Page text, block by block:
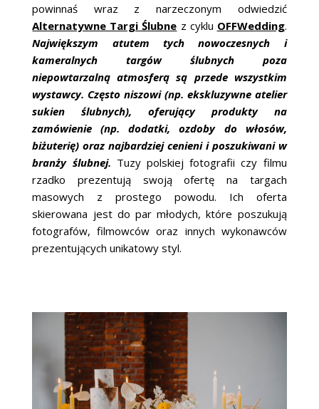
powinnaś wraz z narzeczonym odwiedzić
Alternatywne Targi Ślubne z cyklu OFFWedding.
Największym atutem tych nowoczesnych i
kameralnych targów ślubnych poza
niepowtarzalną atmosferą są przede wszystkim
wystawcy. Często niszowi (np. ekskluzywne atelier
sukien ślubnych), oferujący produkty na
zamówienie (np. dodatki, ozdoby do włosów,
biżuterię) oraz najbardziej cenieni i poszukiwani w
branży ślubnej. Tuzy polskiej fotografii czy filmu
rzadko prezentują swoją ofertę na targach
masowych z prostego powodu. Ich oferta
skierowana jest do par młodych, które poszukują
fotografów, filmowców oraz innych wykonawców
prezentujących unikatowy styl.